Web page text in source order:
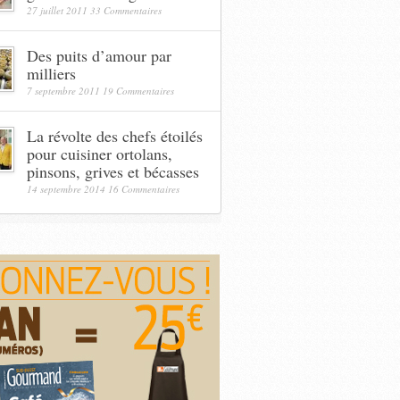
27 juillet 2011 33 Commentaires
Des puits d’amour par
milliers
7 septembre 2011 19 Commentaires
La révolte des chefs étoilés
pour cuisiner ortolans,
pinsons, grives et bécasses
14 septembre 2014 16 Commentaires